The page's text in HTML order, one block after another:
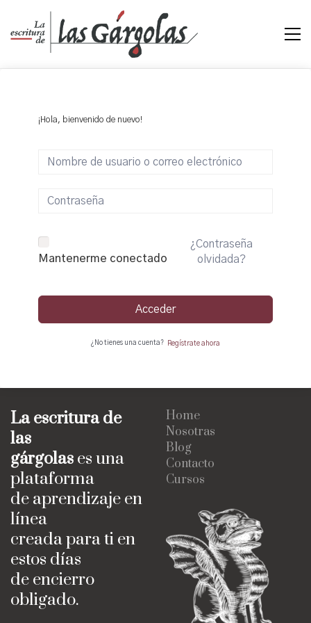
¡Hola, bienvenido de nuevo!
Mantenerme conectado
¿Contraseña
olvidada?
Acceder
¿No tienes una cuenta? Regístrate ahora
La escritura de
las
gárgolas es una
plataforma
de aprendizaje en
línea
creada para ti en
estos días
de encierro
obligado.
Home
Nosotras
Blog
Contacto
Cursos